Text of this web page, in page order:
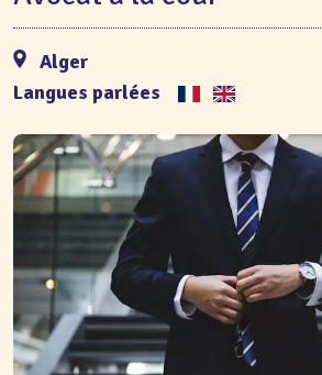
Alger
Langues parlées